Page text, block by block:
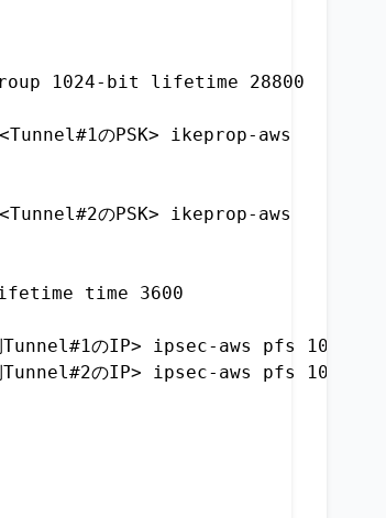
1024-bit lifetime 28800
のPSK> ikeprop-aws
のPSK> ikeprop-aws
time 3600
のIP> ipsec-aws pfs 1024-bit
のIP> ipsec-aws pfs 1024-bit